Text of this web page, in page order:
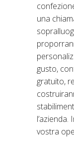
una
gusto,
gratuito,
vostra